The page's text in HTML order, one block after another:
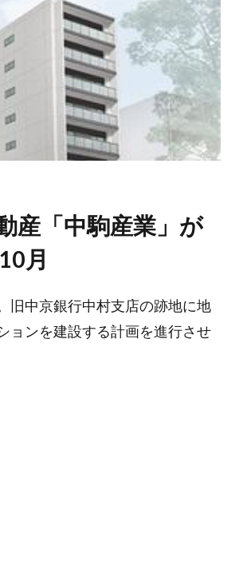
産「中駒産業」が
月
旧中京銀行中村支店の跡地に地
ョンを建設する計画を進行させ